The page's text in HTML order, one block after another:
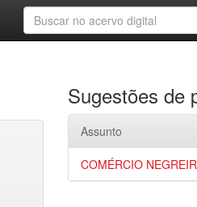
Sugestões de
Assunto
COMÉRCIO